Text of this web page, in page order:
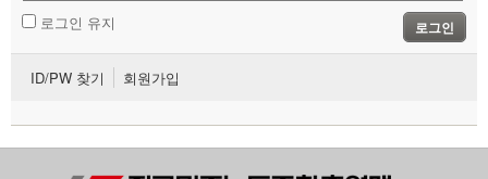
로그인 유지 로그인
ID/PW 찾기 회원가입
- 전국 노동상담소 안내
자료
부설기관